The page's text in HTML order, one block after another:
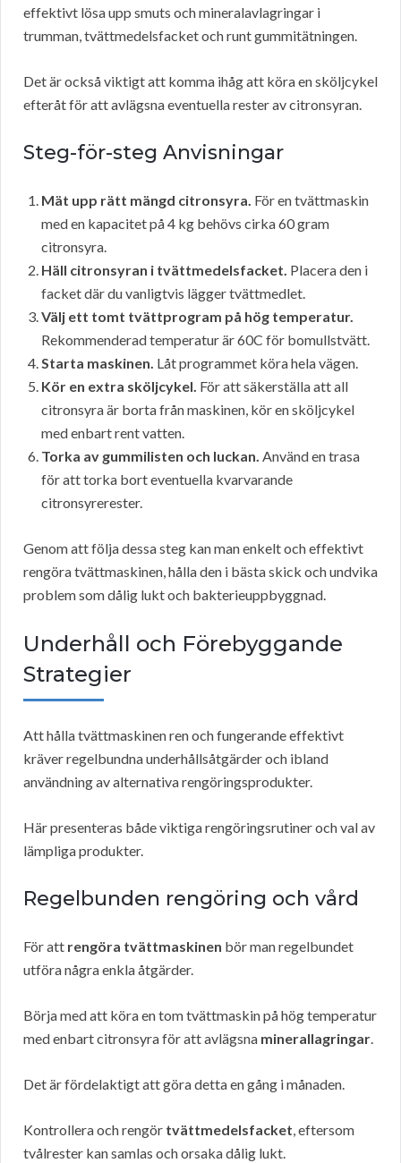
effektivt lösa upp smuts och mineralavlagringar i
trumman, tvättmedelsfacket och runt gummitätningen.
Det är också viktigt att komma ihåg att köra en sköljcykel
efteråt för att avlägsna eventuella rester av citronsyran.
Steg-för-steg Anvisningar
Mät upp rätt mängd citronsyra. För en tvättmaskin
med en kapacitet på 4 kg behövs cirka 60 gram
citronsyra.
Häll citronsyran i tvättmedelsfacket. Placera den i
facket där du vanligtvis lägger tvättmedlet.
Välj ett tomt tvättprogram på hög temperatur.
Rekommenderad temperatur är 60C för bomullstvätt.
Starta maskinen. Låt programmet köra hela vägen.
Kör en extra sköljcykel. För att säkerställa att all
citronsyra är borta från maskinen, kör en sköljcykel
med enbart rent vatten.
Torka av gummilisten och luckan. Använd en trasa
för att torka bort eventuella kvarvarande
citronsyrerester.
Genom att följa dessa steg kan man enkelt och effektivt
rengöra tvättmaskinen, hålla den i bästa skick och undvika
problem som dålig lukt och bakterieuppbyggnad.
Underhåll och Förebyggande
Strategier
Att hålla tvättmaskinen ren och fungerande effektivt
kräver regelbundna underhållsåtgärder och ibland
användning av alternativa rengöringsprodukter.
Här presenteras både viktiga rengöringsrutiner och val av
lämpliga produkter.
Regelbunden rengöring och vård
För att rengöra tvättmaskinen bör man regelbundet
utföra några enkla åtgärder.
Börja med att köra en tom tvättmaskin på hög temperatur
med enbart citronsyra för att avlägsna minerallagringar.
Det är fördelaktigt att göra detta en gång i månaden.
Kontrollera och rengör tvättmedelsfacket, eftersom
tvålrester kan samlas och orsaka dålig lukt.